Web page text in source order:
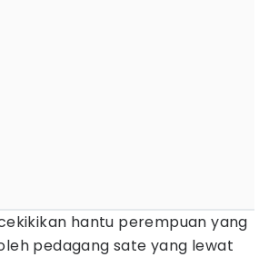
hantu perempuan yang
pedagang sate yang lewat